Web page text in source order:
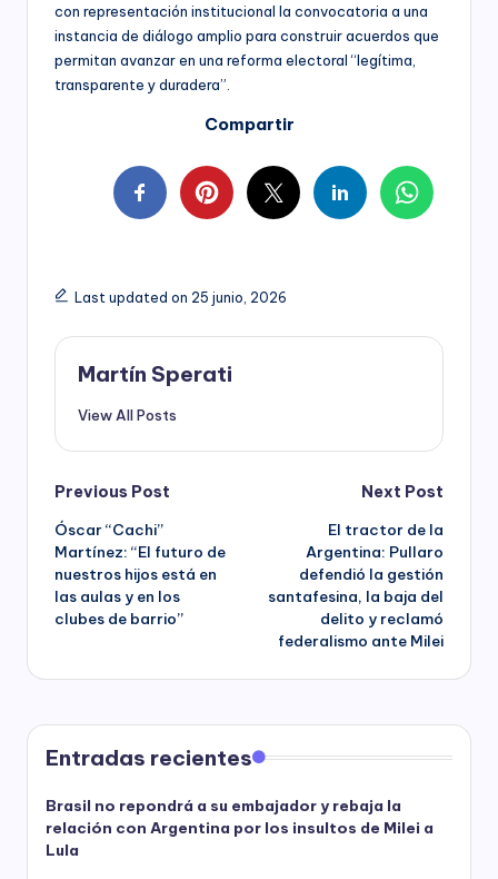
con representación institucional la convocatoria a una
instancia de diálogo amplio para construir acuerdos que
permitan avanzar en una reforma electoral “legítima,
transparente y duradera”.
Compartir
Last updated on 25 junio, 2026
Martín Sperati
View All Posts
Post
navigation
Previous Post
Óscar “Cachi”
Martínez: “El futuro de
nuestros hijos está en
las aulas y en los
clubes de barrio”
Next Post
El tractor de la
Argentina: Pullaro
defendió la gestión
santafesina, la baja del
delito y reclamó
federalismo ante Milei
Entradas recientes
Brasil no repondrá a su embajador y rebaja la
relación con Argentina por los insultos de Milei a
Lula